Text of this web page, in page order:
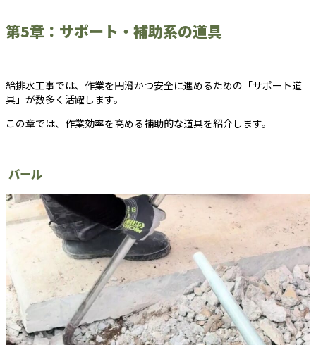
第5章：サポート・補助系の道具
給排水工事では、作業を円滑かつ安全に進めるための「サポート道
具」が数多く活躍します。
この章では、作業効率を高める補助的な道具を紹介します。
バール